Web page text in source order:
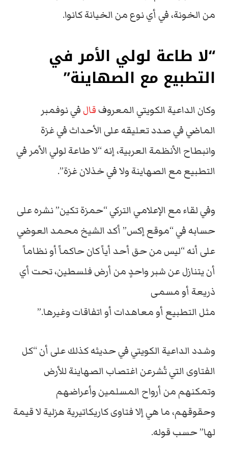
من الخونة، في أي نوع من الخيانة كانوا.
“لا طاعة لولي الأمر في
التطبيع مع الصهاينة”
وكان الداعية الكويتي المعروفقالفي نوفمبر
الماضي في صدد تعليقه على الأحداث في غزة
وانبطاح الأنظمة العربية، إنه “لا طاعة لولي الأمر في
التطبيع مع الصهاينة ولا في خذلان غزة”.
وفي لقاء مع الإعلامي التركي “حمزة تكين” نشره على
حسابه في “موقع إكس” أكد الشيخ محمد العوضي
على أنه “ليس من حق أحد أياً كان حاكماً أو نظاماً
أن يتنازل عن شبر واحدٍ من أرض فلسطين، تحت أي
ذريعة أو مسمى
مثل التطبيع أو معاهدات أو اتفاقات وغيرها.”
وشدد الداعية الكويتي في حديثه كذلك على أن “كل
الفتاوى التي تُشرعن اغتصاب الصهاينة للأرض
وتمكنهم من أرواح المسلمين وأعراضهم
وحقوقهم، ما هي إلا فتاوى كاريكاتيرية هزلية لا قيمة
لها” حسب قوله.